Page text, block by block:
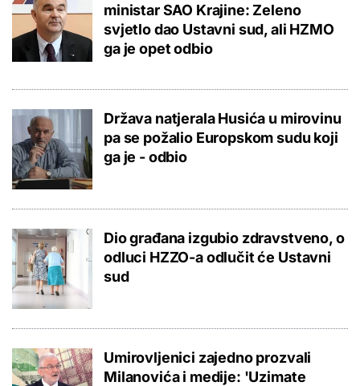
ministar SAO Krajine: Zeleno
svjetlo dao Ustavni sud, ali HZMO
ga je opet odbio
Država natjerala Husića u mirovinu
pa se požalio Europskom sudu koji
ga je - odbio
Dio građana izgubio zdravstveno, o
odluci HZZO-a odlučit će Ustavni
sud
Umirovljenici zajedno prozvali
Milanovića i medije: 'Uzimate